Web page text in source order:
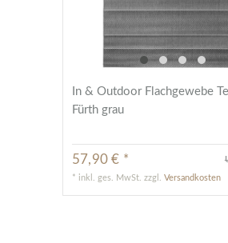
In & Outdoor Flachgewebe
Fürth grau
57,90 € *
* inkl. ges. MwSt. zzgl. Versandkosten